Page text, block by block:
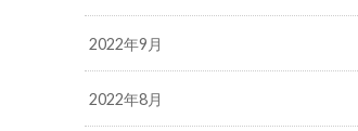
2022年9月
2022年8月